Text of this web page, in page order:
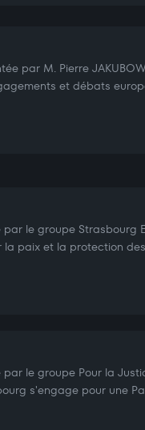
par M. Pierre
et débats
le groupe Strasbourg
la paix et la protection
le groupe Pour la
s'engage pour une